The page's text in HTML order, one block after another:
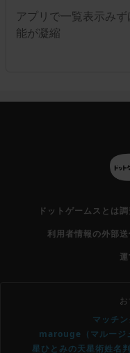
アプリで一覧表示み
能が凝縮
ドットゲームスとは
利用者情報の外部
マッチ
marouge（マルージ
星ひとみの天星術姓名